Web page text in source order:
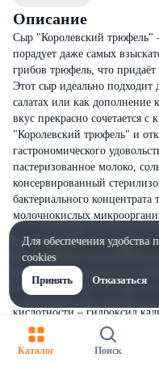
Описание
Сыр "Королевский трюфель"
порадует даже самых
грибов трюфель, что
Этот сыр идеально подходит
салатах или как
вкус прекрасно сочетается
"Королевский трюфель" и
гастрономического
пастеризованное молоко,
консервированный
бактериального
молочнокислых
добавок: уплотнитель –
животного происхождения
лизоцим, добавки
ИСТЕЛАТОН. 6203.01
кислотности – гидроксид
Каталог Поиск
Для обеспечения удобства
cookies
Принять
Отказаться